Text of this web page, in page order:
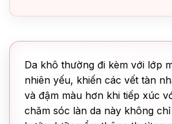
Da khô thường đi kèm với lớp
nhiên yếu, khiến các vết tàn
và đậm màu hơn khi tiếp xúc
chăm sóc làn da này không